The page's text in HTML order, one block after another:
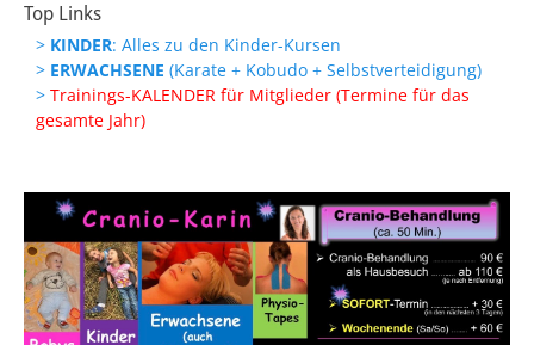
Top Links
> KINDER: Alles zu den Kinder-Kursen
> ERWACHSENE (Karate + Kobudo + Selbstverteidigung)
> Trainings-KALENDER für Mitglieder (Termine für das
gesamte Jahr)